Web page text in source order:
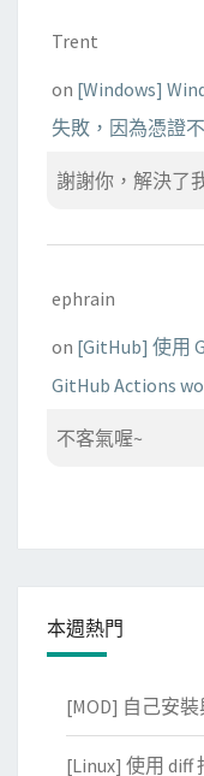
Trent
on [Windows]
失敗，因為憑證
謝謝你，解決了
ephrain
on [GitHub] 使用
GitHub Actions
不客氣喔~
本週熱門
[MOD] 自己安
[Linux] 使用 diff